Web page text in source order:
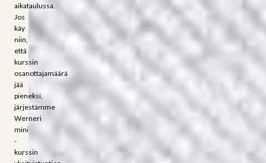
aikataulussa.
Jos
käy
niin,
että
kurssin
osanottajamäärä
jää
pieneksi,
järjestämme
Werneri
mini
-
kurssin